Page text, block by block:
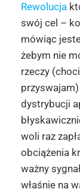
Rewolucja
swój cel –
mówiąc
żebym nie
rzeczy
dystrybucji
woli raz
obciążenia
ważny
właśnie na